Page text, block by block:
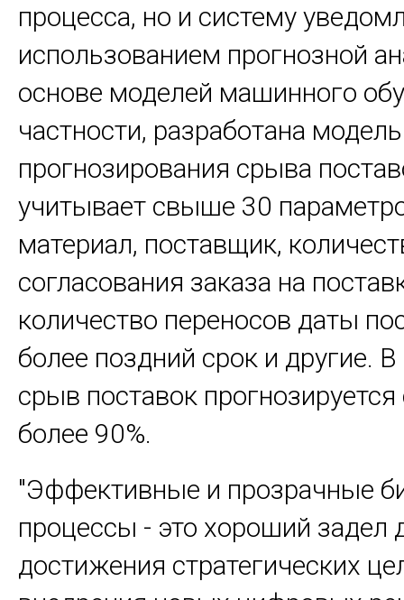
процесса, но и систему
использованием прогнозной
основе моделей машинного
частности, разработана модель
прогнозирования срыва
учитывает свыше 30
материал, поставщик,
согласования заказа на
количество переносов даты
более поздний срок и другие. В
срыв поставок
более 90%.
"Эффективные и прозрачные
процессы - это хороший задел
достижения стратегических